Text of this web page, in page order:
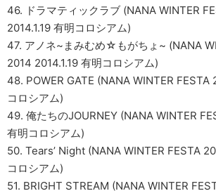
46. ドラマティックラブ (NANA WINTER
2014.1.19 有明コロシアム)
47. アノネ~まみむめ☆もがちょ~ (NANA
2014 2014.1.19 有明コロシアム)
48. POWER GATE (NANA WINTER FESTA
コロシアム)
49. 俺たちのJOURNEY (NANA WINTER
有明コロシアム)
50. Tears’ Night (NANA WINTER FESTA
コロシアム)
51. BRIGHT STREAM (NANA WINTER